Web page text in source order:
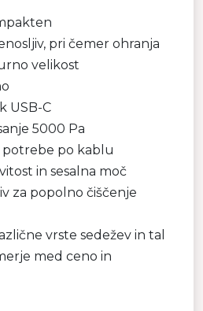
pri čemer ohranja
velikost
USB-C
5000 Pa
potrebe po kablu
in sesalna moč
za popolno čiščenje
vrste sedežev in tal
med ceno in